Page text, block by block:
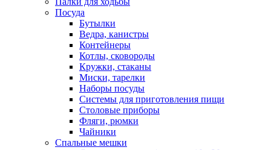
Посуда
Бутылки
Ведра, канистры
Контейнеры
Котлы, сковороды
Кружки, стаканы
Миски, тарелки
Наборы посуды
Системы для приготовления пищи
Столовые приборы
Фляги, рюмки
Чайники
Спальные мешки